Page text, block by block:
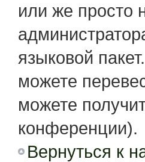
или же просто
языковой
можете
можете
конференции).
Вернуться к